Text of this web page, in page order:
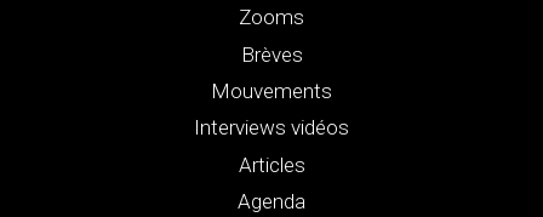
Zooms
Brèves
Mouvements
Interviews vidéos
Articles
Agenda